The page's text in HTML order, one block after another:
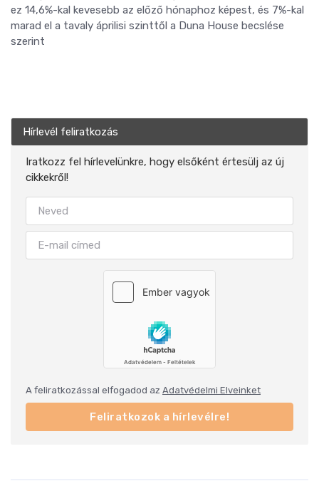
ez 14,6%-kal kevesebb az előző hónaphoz képest, és 7%-kal
marad el a tavaly áprilisi szinttől a Duna House becslése
szerint
Hírlevél feliratkozás
Iratkozz fel hírlevelünkre, hogy elsőként értesülj az új
cikkekről!
A feliratkozással elfogadod az Adatvédelmi Elveinket
Feliratkozok a hírlevélre!